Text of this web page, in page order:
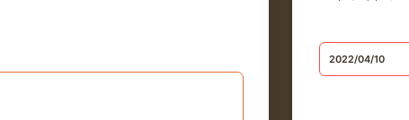
2022/04/10